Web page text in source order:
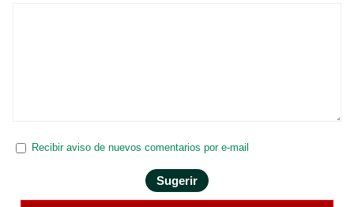
Recibir aviso de nuevos comentarios por e-mail